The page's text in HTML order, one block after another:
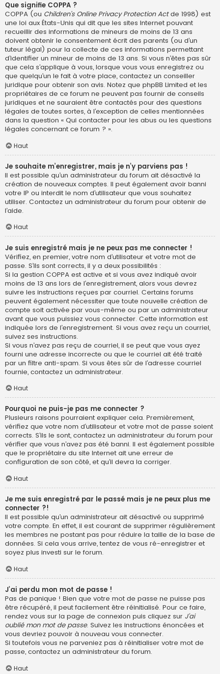
Que signifie COPPA ?
COPPA (ou Children’s Online Privacy Protection Actde 1998) est
une loi aux États-Unis qui dit que les sites Internet pouvant
recueillir des informations de mineurs de moins de 13 ans
doivent obtenir le consentement écrit des parents (ou d’un
tuteur légal) pour la collecte de ces informations permettant
d’identifier un mineur de moins de 13 ans. Si vous n’êtes pas sûr
que cela s’applique à vous, lorsque vous vous enregistrez ou
que quelqu’un le fait à votre place, contactez un conseiller
juridique pour obtenir son avis. Notez que phpBB Limited et les
propriétaires de ce forum ne peuvent pas fournir de conseils
juridiques et ne sauraient être contactés pour des questions
légales de toutes sortes, à l’exception de celles mentionnées
dans la question « Qui contacter pour les abus ou les questions
légales concernant ce forum ? ».
Haut
Je souhaite m’enregistrer, mais je n’y parviens pas !
Il est possible qu’un administrateur du forum ait désactivé la
création de nouveaux comptes. Il peut également avoir banni
votre IP ou interdit le nom d’utilisateur que vous souhaitez
utiliser. Contactez un administrateur du forum pour obtenir de
l’aide.
Haut
Je suis enregistré mais je ne peux pas me connecter !
Vérifiez, en premier, votre nom d’utilisateur et votre mot de
passe. S’ils sont corrects, il y a deux possibilités :
Si la gestion COPPA est active et si vous avez indiqué avoir
moins de 13 ans lors de l’enregistrement, alors vous devrez
suivre les instructions reçues par courriel. Certains forums
peuvent également nécessiter que toute nouvelle création de
compte soit activée par vous-même ou par un administrateur
avant que vous puissiez vous connecter. Cette information est
indiquée lors de l’enregistrement. Si vous avez reçu un courriel,
suivez ses instructions.
Si vous n’avez pas reçu de courriel, il se peut que vous ayez
fourni une adresse incorrecte ou que le courriel ait été traité
par un filtre anti-spam. Si vous êtes sûr de l’adresse courriel
fournie, contactez un administrateur.
Haut
Pourquoi ne puis-je pas me connecter ?
Plusieurs raisons pourraient expliquer cela. Premièrement,
vérifiez que votre nom d’utilisateur et votre mot de passe soient
corrects. S’ils le sont, contactez un administrateur du forum pour
vérifier que vous n’avez pas été banni. Il est également possible
que le propriétaire du site Internet ait une erreur de
configuration de son côté, et qu’il devra la corriger.
Haut
Je me suis enregistré par le passé mais je ne peux plus me
connecter ?!
Il est possible qu’un administrateur ait désactivé ou supprimé
votre compte. En effet, il est courant de supprimer régulièrement
les membres ne postant pas pour réduire la taille de la base de
données. Si cela vous arrive, tentez de vous ré-enregistrer et
soyez plus investi sur le forum.
Haut
J’ai perdu mon mot de passe !
Pas de panique ! Bien que votre mot de passe ne puisse pas
être récupéré, il peut facilement être réinitialisé. Pour ce faire,
rendez vous sur la page de connexion puis cliquez sur J’ai
oublié mon mot de passe. Suivez les instructions énoncées et
vous devriez pouvoir à nouveau vous connecter.
Si toutefois vous ne parveniez pas à réinitialiser votre mot de
passe, contactez un administrateur du forum.
Haut